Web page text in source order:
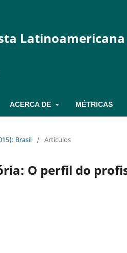
ACERCA DE MÉTRICAS
Brasil / Artículos
O perfil do